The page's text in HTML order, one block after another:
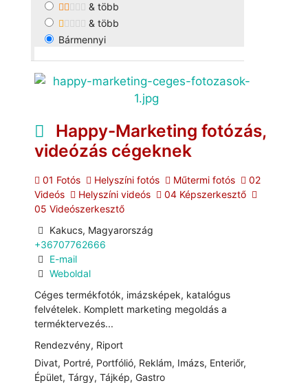
& több
& több
Bármennyi
Happy-Marketing fotózás,
videózás cégeknek
01 Fotós Helyszíni fotós Műtermi fotós
02
Videós
Helyszíni videós
04 Képszerkesztő
05 Videószerkesztő
Kakucs, Magyarország
+36707762666
E-mail
Weboldal
Céges termékfotók, imázsképek, katalógus
felvételek. Komplett marketing megoldás a
terméktervezés...
Rendezvény, Riport
Divat, Portré, Portfólió, Reklám, Imázs, Enteriőr,
Épület, Tárgy, Tájkép, Gastro